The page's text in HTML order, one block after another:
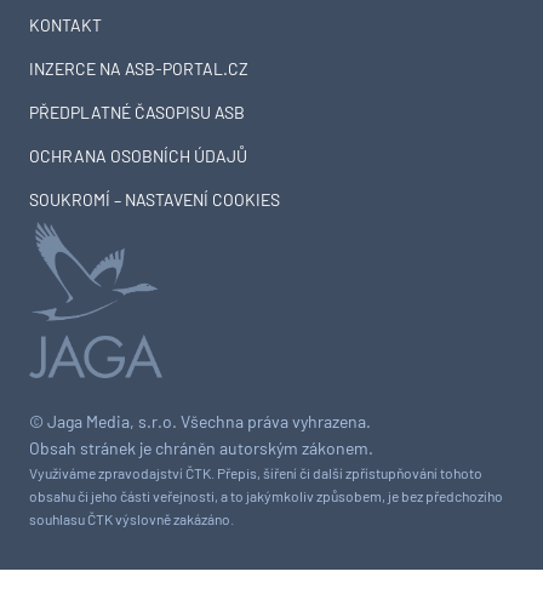
© Jaga Media, s.r.o. Všechna práva vyhrazena.
Obsah stránek je chráněn autorským zákonem.
Využíváme zpravodajství ČTK. Přepis, šíření či další zpřístupňování tohoto
obsahu či jeho části veřejnosti, a to jakýmkoliv způsobem, je bez předchozího
souhlasu ČTK výslovně zakázáno.
KONTAKT
INZERCE NA ASB-PORTAL.CZ
PŘEDPLATNÉ ČASOPISU ASB
OCHRANA OSOBNÍCH ÚDAJŮ
SOUKROMÍ – NASTAVENÍ COOKIES